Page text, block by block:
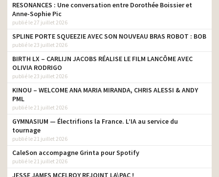
RESONANCES : Une conversation entre Dorothée Boissier et
Anne-Sophie Pic
publié le 27 juillet 2026
SPLINE PORTE SQUEEZIE AVEC SON NOUVEAU BRAS ROBOT : BOB
publié le 23 juillet 2026
BIRTH LX – CARLIJN JACOBS RÉALISE LE FILM LANCÔME AVEC
OLIVIA RODRIGO
publié le 23 juillet 2026
KINOU – WELCOME ANA MARIA MIRANDA, CHRIS ALESSI & ANDY
PML
publié le 21 juillet 2026
GYMNASIUM — Électrifions la France. L’IA au service du
tournage
publié le 21 juillet 2026
CaleSon accompagne Grinta pour Spotify
publié le 21 juillet 2026
JESSE JAMES MCELROY REJOINT LA\PAC !